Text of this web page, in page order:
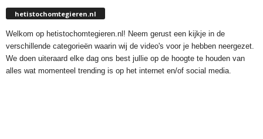
hetistochomtegieren.nl
Welkom op hetistochomtegieren.nl! Neem gerust een kijkje in de
verschillende categorieën waarin wij de video's voor je hebben neergezet.
We doen uiteraard elke dag ons best jullie op de hoogte te houden van
alles wat momenteel trending is op het internet en/of social media.